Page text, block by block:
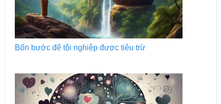
Bốn bước để tội nghiệp được tiêu trừ